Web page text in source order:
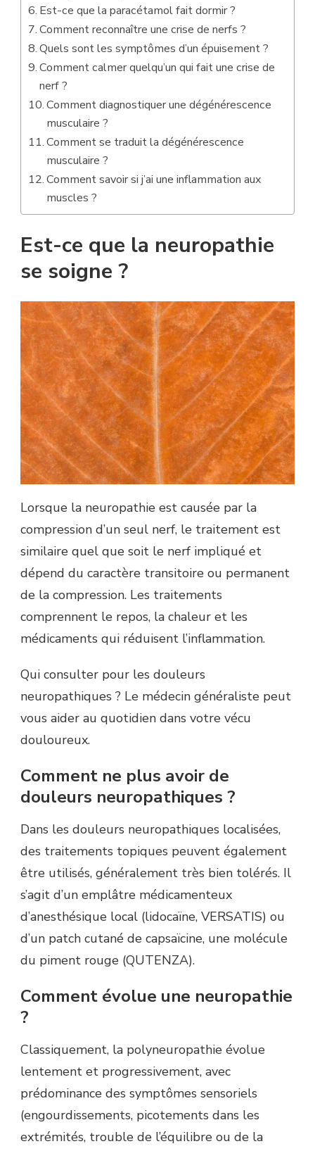
Est-ce que la paracétamol fait dormir ?
Comment reconnaître une crise de nerfs ?
Quels sont les symptômes d’un épuisement ?
Comment calmer quelqu’un qui fait une crise de
nerf ?
Comment diagnostiquer une dégénérescence
musculaire ?
Comment se traduit la dégénérescence
musculaire ?
Comment savoir si j’ai une inflammation aux
muscles ?
Est-ce que la neuropathie
se soigne ?
Lorsque la neuropathie est causée par la
compression d’un seul nerf, le traitement est
similaire quel que soit le nerf impliqué et
dépend du caractère transitoire ou permanent
de la compression. Les traitements
comprennent le repos, la chaleur et les
médicaments qui réduisent l’inflammation.
Qui consulter pour les douleurs
neuropathiques ? Le médecin généraliste peut
vous aider au quotidien dans votre vécu
douloureux.
Comment ne plus avoir de
douleurs neuropathiques ?
Dans les douleurs neuropathiques localisées,
des traitements topiques peuvent également
être utilisés, généralement très bien tolérés. Il
s’agit d’un emplâtre médicamenteux
d’anesthésique local (lidocaïne, VERSATIS) ou
d’un patch cutané de capsaïcine, une molécule
du piment rouge (QUTENZA).
Comment évolue une neuropathie
?
Classiquement, la polyneuropathie évolue
lentement et progressivement, avec
prédominance des symptômes sensoriels
(engourdissements, picotements dans les
extrémités, trouble de l’équilibre ou de la